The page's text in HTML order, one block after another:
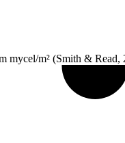
mycel/m² (Smith &